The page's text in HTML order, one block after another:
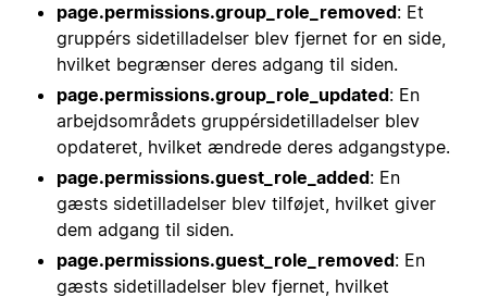
page.permissions.group_role_removed: Et
gruppérs sidetilladelser blev fjernet for en side,
hvilket begrænser deres adgang til siden.
page.permissions.group_role_updated: En
arbejdsområdets gruppérsidetilladelser blev
opdateret, hvilket ændrede deres adgangstype.
page.permissions.guest_role_added: En
gæsts sidetilladelser blev tilføjet, hvilket giver
dem adgang til siden.
page.permissions.guest_role_removed: En
gæsts sidetilladelser blev fjernet, hvilket